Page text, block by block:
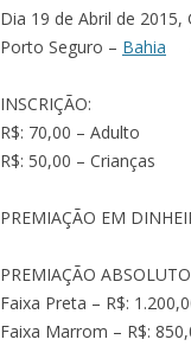
Dia 19 de Abril de 2015,
Porto Seguro – Bahia
INSCRIÇÃO:
R$: 70,00 – Adulto
R$: 50,00 – Crianças
PREMIAÇÃO EM
PREMIAÇÃO
Faixa Preta – R$:
Faixa Marrom – R$: